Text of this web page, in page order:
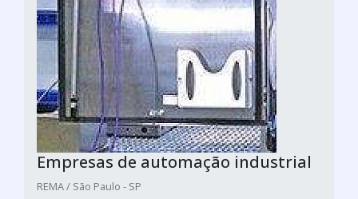
Empresas de automação industrial
REMA / São Paulo - SP